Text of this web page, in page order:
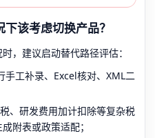
该考虑切换产品？
，建议启动替代路径评估：
手工补录、Excel核对、XML二
、研发费用加计扣除等复杂税
附表或政策适配；